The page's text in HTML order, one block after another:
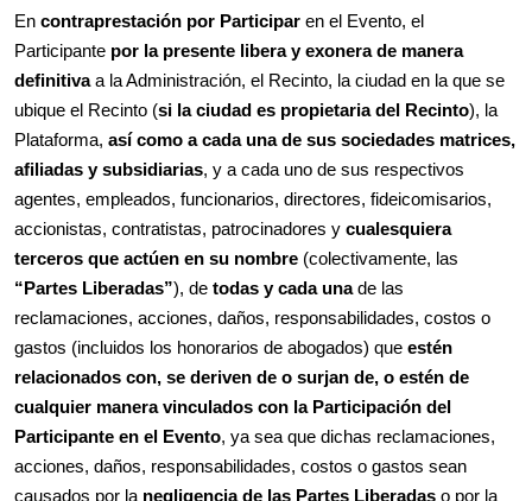
En contraprestación por Participar en el Evento, el
Participante por la presente libera y exonera de manera
definitivaa la Administración, el Recinto, la ciudad en la que se
ubique el Recinto (si la ciudad es propietaria del Recinto), la
Plataforma, así como a cada una de sus sociedades matrices,
afiliadas y subsidiarias, y a cada uno de sus respectivos
agentes, empleados, funcionarios, directores, fideicomisarios,
accionistas, contratistas, patrocinadores y cualesquiera
terceros que actúen en su nombre (colectivamente, las
“Partes Liberadas”), de todas y cada unade las
reclamaciones, acciones, daños, responsabilidades, costos o
gastos (incluidos los honorarios de abogados) que estén
relacionados con, se deriven de o surjan de, o estén de
cualquier manera vinculados con la Participación del
Participante en el Evento, ya sea que dichas reclamaciones,
acciones, daños, responsabilidades, costos o gastos sean
causados por la negligencia de las Partes Liberadas o por la